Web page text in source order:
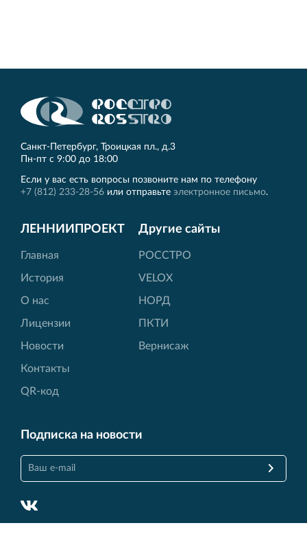
Санкт‐Петербург, Троицкая пл., д.3
Пн‐пт с 9:00 до 18:00
Если у вас есть вопросы позвоните нам по телефону
+7 (812) 233-28-56 или отправьте электронное письмо.
ЛЕННИИПРОЕКТ
Главная
История
О нас
Лицензии
Новости
Контакты
QR-код
Другие сайты
РОССТРО
VELOX
НОРД
ПКТИ
Вернисаж
Подписка на новости